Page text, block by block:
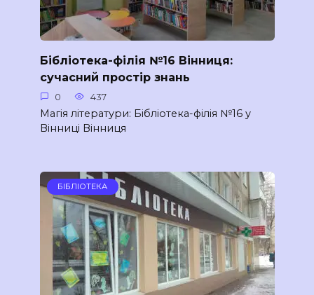
Бібліотека-філія №16 Вінниця:
сучасний простір знань
0 437
Магія літератури: Бібліотека-філія №16 у
Вінниці Вінниця
БІБЛІОТЕКА